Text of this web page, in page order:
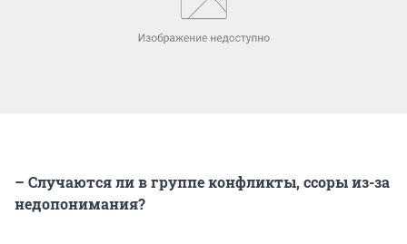
– Случаются ли в группе конфликты, ссоры из-за
недопонимания?